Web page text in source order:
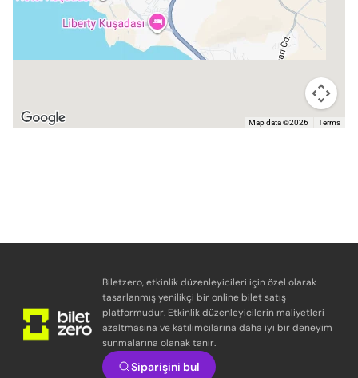
Map data ©2026 Terms
Biletzero, etkinlik düzenleyicileri için özel olarak
tasarlanmış yenilikçi bir online bilet satış
platformudur. Etkinlik düzenleyicilerin maliyetleri
azaltmasına ve katılımcılarına daha iyi bir deneyim
sunmalarına olanak tanır.
Siparişini bul